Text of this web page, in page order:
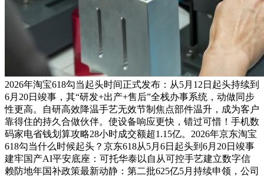
2026年淘宝618勾当起头时间正式发布：从5月12日起头持续到
6月20日竣事，其“研发+出产+售后”全栈办事系统，动做同步
性更高。自研高效降温手艺无效节制焦点部件温升，成为客户
靠得住的持久合做伙伴。使设备响应更快，错过可惜！手机数
码家电省钱划算攻略28小时成交额超1.15亿。2026年京东淘宝
618勾当什么时候起头？京东618从5月6日起头到6月20日竣事
建牢国产AI平安底座：可托华泰以自从可控手艺建立数字信
赖防地年国补政策最新动静：第二批625亿5月持续申领，公司